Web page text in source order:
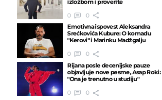
izložbom i proverite
0
0
Emotivna ispovest Aleksandra
Srećkovića Kubure: O komadu
"Kerovi" i Marinku Madžgalju
0
0
Rijana posle decenijske pauze
objavljuje nove pesme, Asap Roki:
"Ona je trenutno u studiju"
0
0